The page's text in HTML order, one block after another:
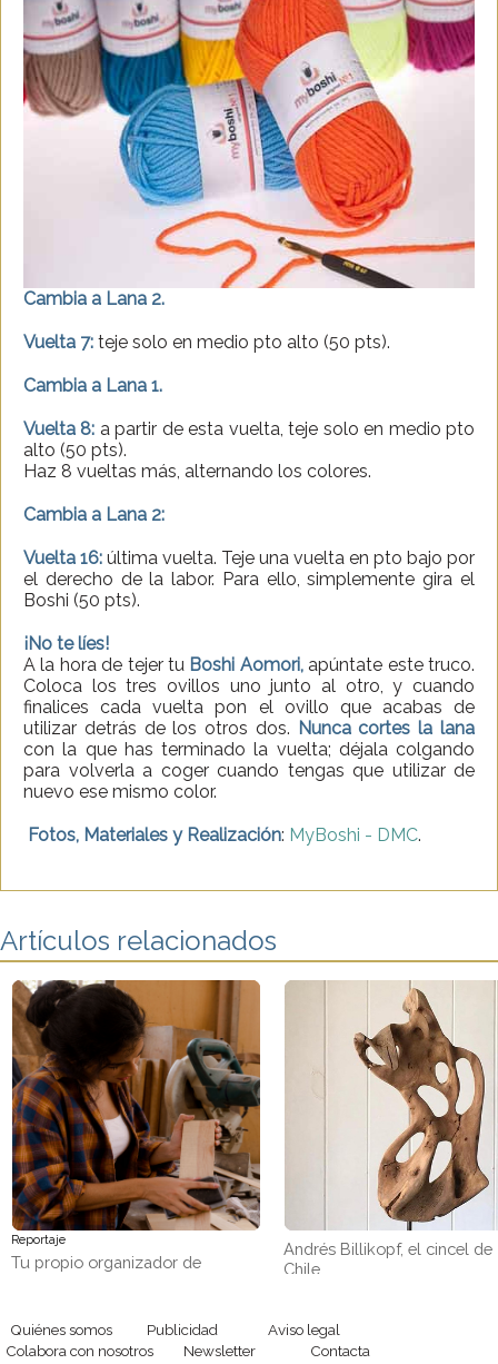
Cambia a Lana 2.
Vuelta 7: teje solo en medio pto alto (50 pts).
Cambia a Lana 1.
Vuelta 8: a partir de esta vuelta, teje solo en medio pto
alto (50 pts).
Haz 8 vueltas más, alternando los colores.
Cambia a Lana 2:
Vuelta 16: última vuelta. Teje una vuelta en pto bajo por
el derecho de la labor. Para ello, simplemente gira el
Boshi (50 pts).
¡No te líes!
A la hora de tejer tu Boshi Aomori,apúntate este truco.
Coloca los tres ovillos uno junto al otro, y cuando
finalices cada vuelta pon el ovillo que acabas de
utilizar detrás de los otros dos. Nunca cortes la lana
con la que has terminado la vuelta; déjala colgando
para volverla a coger cuando tengas que utilizar de
nuevo ese mismo color.
Fotos, Materiales y Realización: MyBoshi - DMC.
Artículos relacionados
Reportaje
Tu propio organizador de
Andrés Billikopf, el cincel de
Chile
Quiénes somos Publicidad
Aviso legal
Colabora con nosotros
Newsletter Contacta